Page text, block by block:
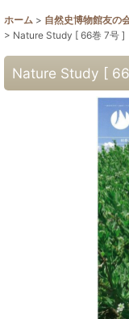
ホーム > 自然史博物館友
> Nature Study [ 66巻 7号 ]
Nature Study [